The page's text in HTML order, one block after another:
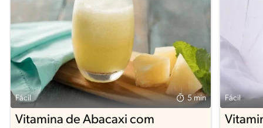
Fácil 5 min
Vitamina de Abacaxi com
Fácil